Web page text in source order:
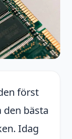
först
bästa
Idag